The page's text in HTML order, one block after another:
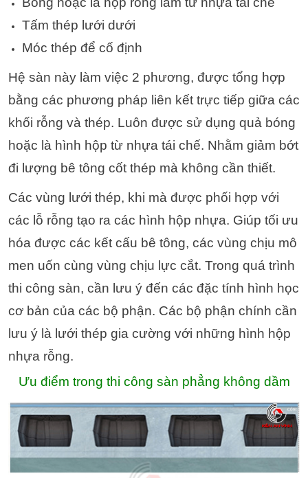
Tấm thép lưới dưới
Móc thép để cố định
Hệ sàn này làm việc 2 phương, được tổng hợp
bằng các phương pháp liên kết trực tiếp giữa các
khối rỗng và thép. Luôn được sử dụng quả bóng
hoặc là hình hộp từ nhựa tái chế. Nhằm giảm bớt
đi lượng bê tông cốt thép mà không cần thiết.
Các vùng lưới thép, khi mà được phối hợp với
các lỗ rỗng tạo ra các hình hộp nhựa. Giúp tối ưu
hóa được các kết cấu bê tông, các vùng chịu mô
men uốn cùng vùng chịu lực cắt. Trong quá trình
thi công sàn, cần lưu ý đến các đặc tính hình học
cơ bản của các bộ phận. Các bộ phận chính cần
lưu ý là lưới thép gia cường với những hình hộp
nhựa rỗng.
Ưu điểm trong thi công sàn phẳng không dầm